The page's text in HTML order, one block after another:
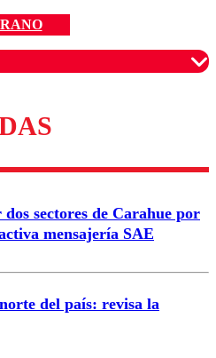
para garantizar un
respetuoso.
sectores de Carahue por
mensajería SAE
del país: revisa la